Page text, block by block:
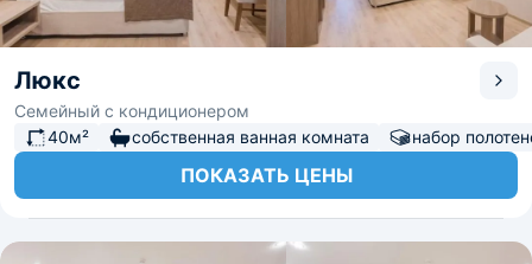
Люкс
Семейный с кондиционером
40м²
собственная ванная комната набор
ПОКАЗАТЬ ЦЕНЫ